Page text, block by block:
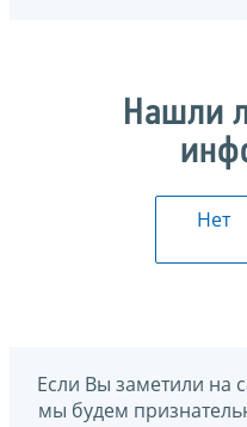
Нашли
Нет
Если Вы заметили на
мы будем